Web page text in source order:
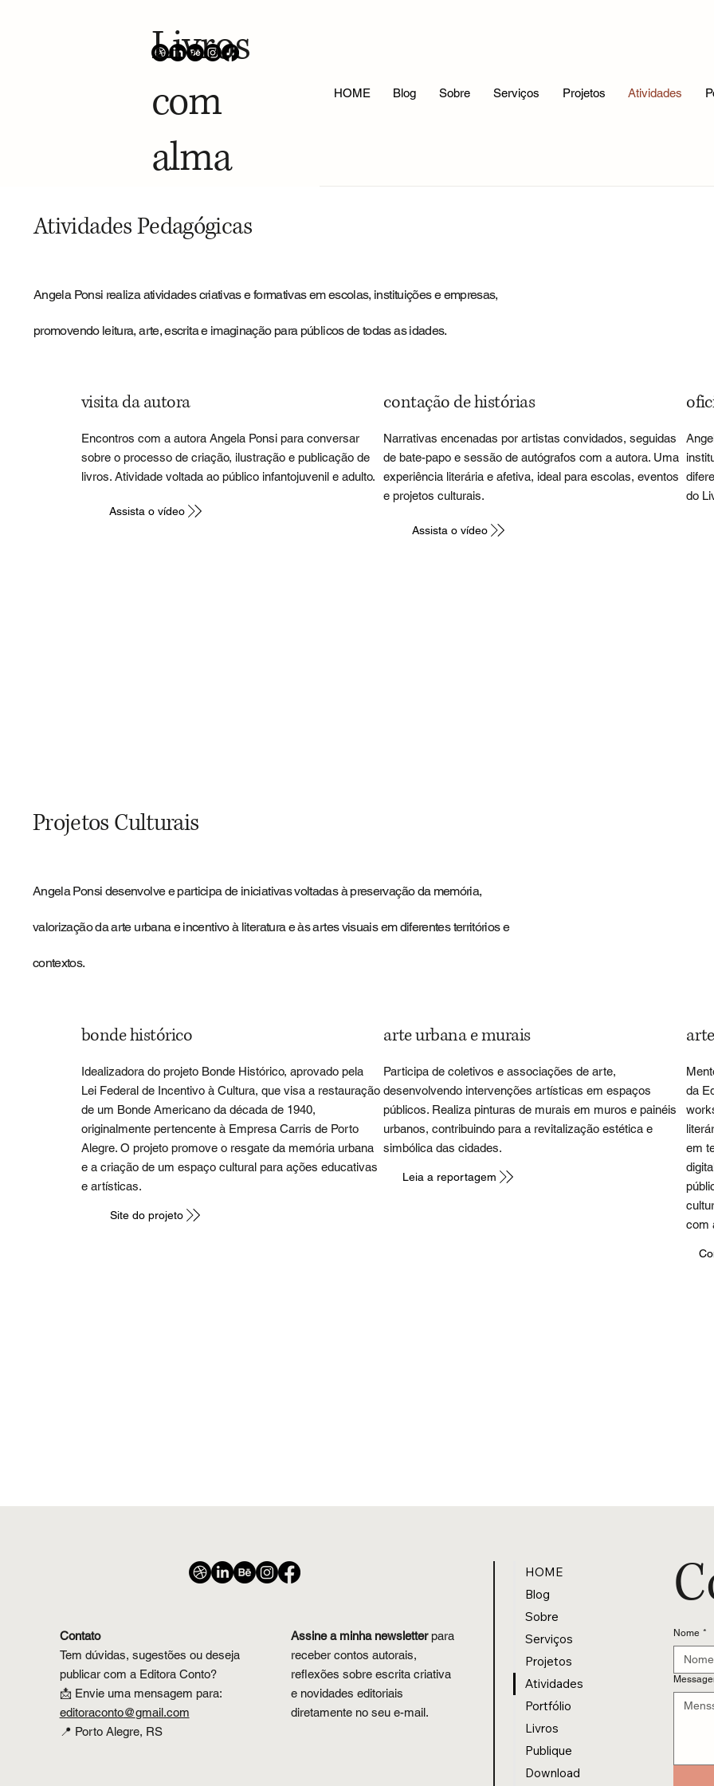
Livros
com
alma
HOME Blog Sobre Serviços Projetos Atividades
Atividades Pedagógicas
Angela Ponsi realiza atividades criativas e formativas em escolas, instituições e empresas,
promovendo leitura, arte, escrita e imaginação para públicos de todas as idades.
visita da autora
Encontros com a autora Angela Ponsi para conversar
sobre o processo de criação, ilustração e publicação de
livros. Atividade voltada ao público infantojuvenil e adulto.
Assista o vídeo
contação de histórias
Narrativas encenadas por artistas convidados, seguidas
de bate-papo e sessão de autógrafos com a autora. Uma
experiência literária e afetiva, ideal para escolas, eventos
e projetos culturais.
Assista o vídeo
do
Projetos Culturais
Angela Ponsi desenvolve e participa de iniciativas voltadas à preservação da memória,
valorização da arte urbana e incentivo à literatura e às artes visuais em diferentes territórios e
contextos.
bonde histórico
Idealizadora do projeto Bonde Histórico, aprovado pela
Lei Federal de Incentivo à Cultura, que visa a restauração
de um Bonde Americano da década de 1940,
originalmente pertencente à Empresa Carris de Porto
Alegre. O projeto promove o resgate da memória urbana
e a criação de um espaço cultural para ações educativas
e artísticas.
Site do projeto
arte urbana e murais
Participa de coletivos e associações de arte,
desenvolvendo intervenções artísticas em espaços
públicos. Realiza pinturas de murais em muros e painéis
urbanos, contribuindo para a revitalização estética e
simbólica das cidades.
Leia a reportagem
da
em
com
Contato
Tem dúvidas, sugestões ou deseja
publicar com a Editora Conto?
📩 Envie uma mensagem para:
editoraconto@gmail.com
📍 Porto Alegre, RS
Assine a minha newsletterpara
receber contos autorais,
reflexões sobre escrita criativa
e novidades editoriais
diretamente no seu e-mail.
HOME
Blog
Sobre
Serviços
Projetos
Atividades
Portfólio
Livros
Publique
Download
Nome *